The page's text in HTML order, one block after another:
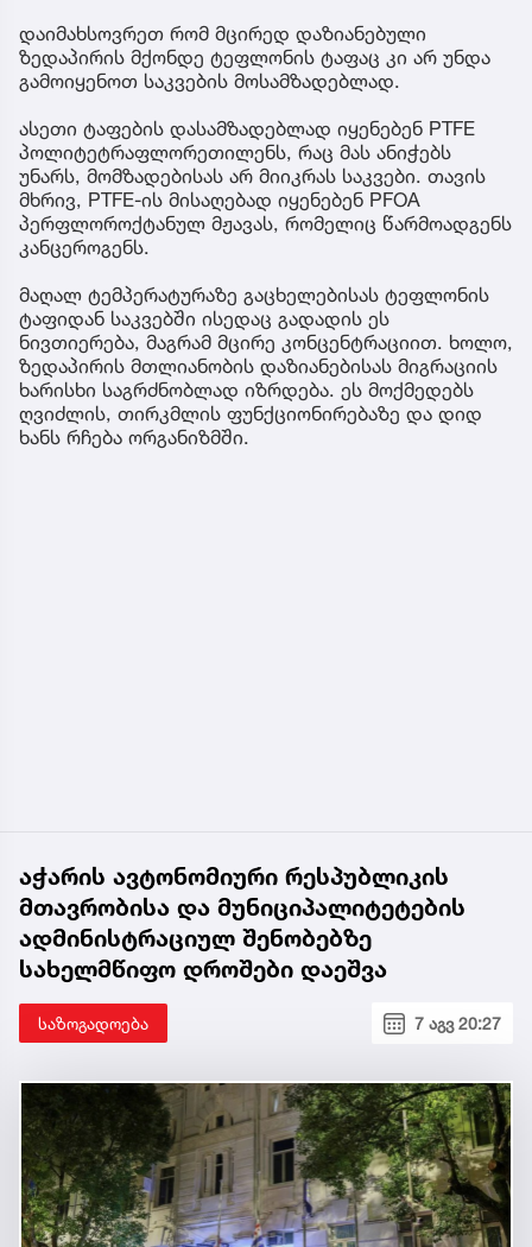
დაიმახსოვრეთ რომ მცირედ დაზიანებული
ზედაპირის მქონდე ტეფლონის ტაფაც კი არ უნდა
გამოიყენოთ საკვების მოსამზადებლად.
ასეთი ტაფების დასამზადებლად იყენებენ PTFE
პოლიტეტრაფლორეთილენს, რაც მას ანიჭებს
უნარს, მომზადებისას არ მიიკრას საკვები. თავის
მხრივ, PTFE-ის მისაღებად იყენებენ PFOA
პერფლოროქტანულ მჟავას, რომელიც წარმოადგენს
კანცეროგენს.
მაღალ ტემპერატურაზე გაცხელებისას ტეფლონის
ტაფიდან საკვებში ისედაც გადადის ეს
ნივთიერება, მაგრამ მცირე კონცენტრაციით. ხოლო,
ზედაპირის მთლიანობის დაზიანებისას მიგრაციის
ხარისხი საგრძნობლად იზრდება. ეს მოქმედებს
ღვიძლის, თირკმლის ფუნქციონირებაზე და დიდ
ხანს რჩება ორგანიზმში.
აჭარის ავტონომიური რესპუბლიკის
მთავრობისა და მუნიციპალიტეტების
ადმინისტრაციულ შენობებზე
სახელმწიფო დროშები დაეშვა
საზოგადოება 7 აგვ 20:27